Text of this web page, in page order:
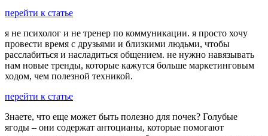
перейти к статье
я не психолог и не тренер по коммуникации. я просто хочу
провести время с друзьями и близкими людьми, чтобы
расслабиться и насладиться общением. не нужно навязывать
нам новые тренды, которые кажутся больше маркетинговым
ходом, чем полезной техникой.
перейти к статье
Знаете, что еще может быть полезно для почек? Голубые
ягоды – они содержат антоцианы, которые помогают